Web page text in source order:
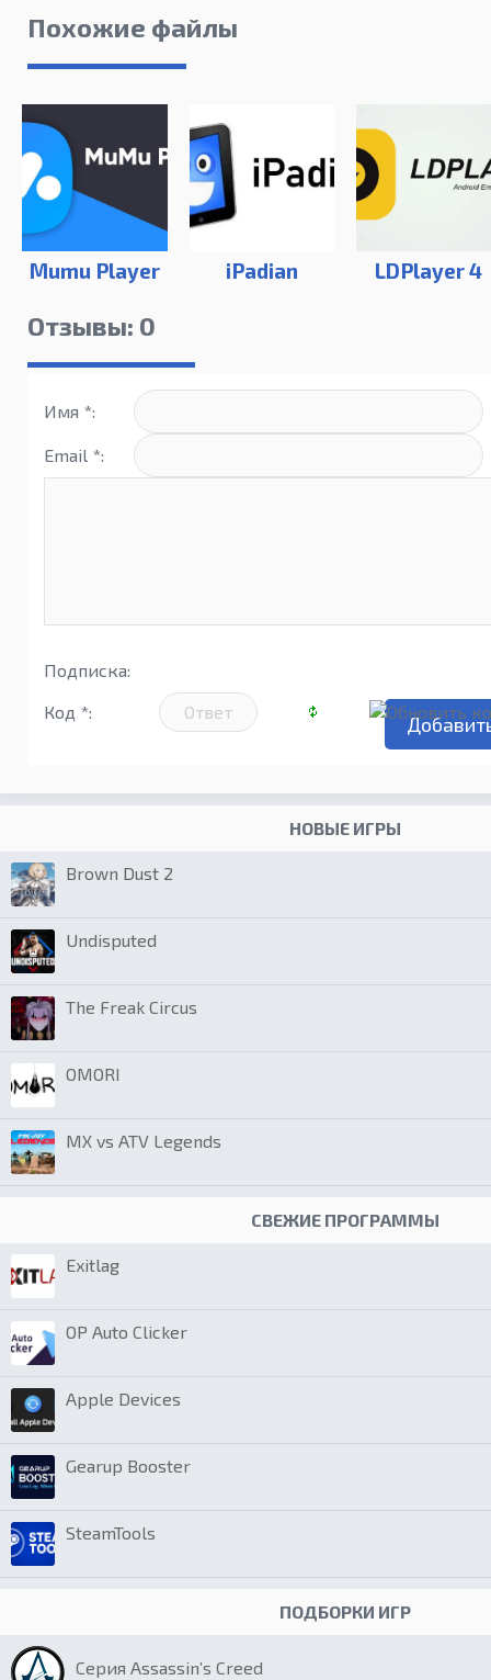
Похожие файлы
Mumu Player iPadian LDPlayer 4
Отзывы: 0
Имя *:
Email *:
Подписка:
Код *:
НОВЫЕ ИГРЫ
Brown Dust 2
Undisputed
The Freak Circus
OMORI
MX vs ATV Legends
СВЕЖИЕ ПРОГРАММЫ
Exitlag
OP Auto Clicker
Apple Devices
Gearup Booster
SteamTools
ПОДБОРКИ ИГР
Серия Assassin’s Creed